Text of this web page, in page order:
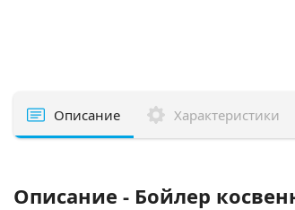
Описание Характеристики
Описание - Бойлер